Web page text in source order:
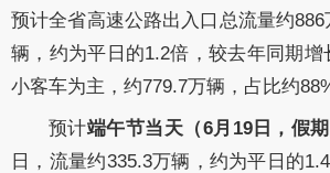
预计全省高速公路出入口总流量约
辆，约为平日的1.2倍，较去年同期增
小客车为主，约779.7万辆，占比约
预计端午节当天（6月19日，假期
日，流量约335.3万辆，约为平日的